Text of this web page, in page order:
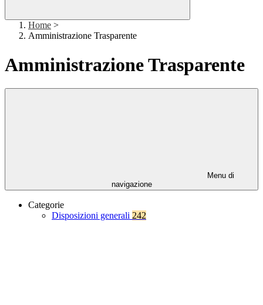
Home >
Amministrazione Trasparente
Amministrazione Trasparente
Menu di
navigazione
Categorie
Disposizioni generali 242